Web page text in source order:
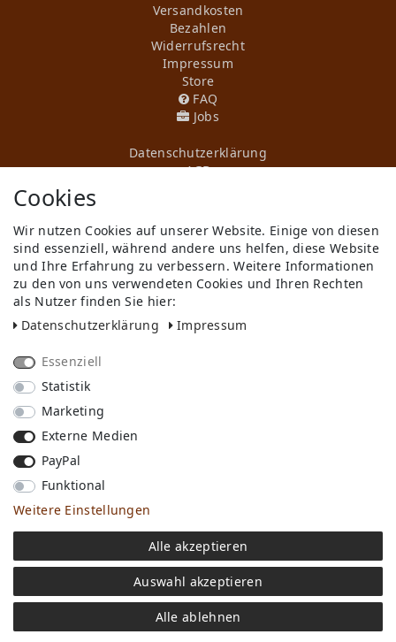
Versandkosten
Bezahlen
Widerrufs­recht
Impressum
Store
FAQ
Jobs
Daten­schutz­erklärung
AGB
Vertrag widerrufen
Mein Konto (anmelden)
Newsletter
Wir in Forst
KI-Transparenz
Produktion in Europa
* Alle Preise inkl. ges. MwSt. zzgl.
** gilt für Lieferungen innerhalb Deutschlands, Lieferzeiten für andere
Versandinformationen.
Kreativität und KI-gestützte Visualisierung sind Teil der kreativen Arbeit
von Cyroline
Cookies
Wir nutzen Cookies auf unserer Website. Einige von diesen
sind essenziell, während andere uns helfen, diese Website
und Ihre Erfahrung zu verbessern. Weitere Informationen
zu den von uns verwendeten Cookies und Ihren Rechten
als Nutzer finden Sie hier:
Daten­schutz­erklärung
Impressum
Essenziell
Statistik
Marketing
Externe Medien
PayPal
Funktional
Weitere Einstellungen
Alle akzeptieren
Auswahl akzeptieren
Alle ablehnen